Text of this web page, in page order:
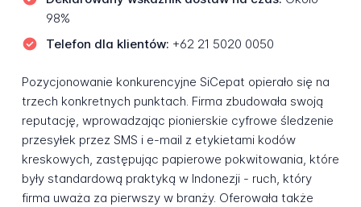
98%
Telefon dla klientów: +62 21 5020 0050
Pozycjonowanie konkurencyjne SiCepat opierało się na
trzech konkretnych punktach. Firma zbudowała swoją
reputację, wprowadzając pionierskie cyfrowe śledzenie
przesyłek przez SMS i e-mail z etykietami kodów
kreskowych, zastępując papierowe pokwitowania, które
były standardową praktyką w Indonezji - ruch, który
firma uważa za pierwszy w branży. Oferowała także